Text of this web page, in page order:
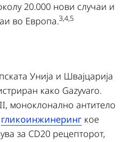
20.000 нови случаи и
во Европа.3,4,5
Унија и Швајцарија
како Gazyvaro.
моноклонално антитело
гликоинжинеринг кое
за CD20 рецепторот,